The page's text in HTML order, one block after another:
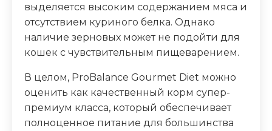
выделяется высоким содержанием мяса и
отсутствием куриного белка. Однако
наличие зерновых может не подойти для
кошек с чувствительным пищеварением.
В целом, ProBalance Gourmet Diet можно
оценить как качественный корм супер-
премиум класса, который обеспечивает
полноценное питание для большинства